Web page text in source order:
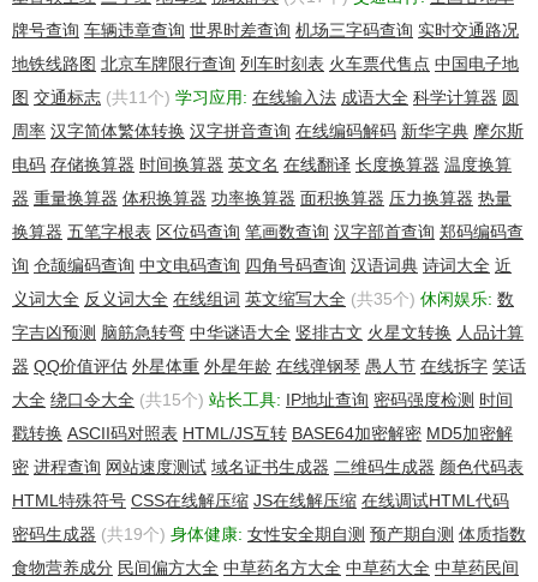
Tech Phone Ext:
Tech Fax: +86.5168387511
Tech Fax Ext:
Tech Email: jsxz1220@163.com
Name Server: ns1.myhostadmin.net
Name Server: ns2.myhostadmin.net
DNSSEC: signedDelegation
Registrar Abuse Contact Email: westdomain@gmail.com
Registrar Abuse Contact Phone: +86.2886263960 ext 8364
URL of the ICANN WHOIS Data Problem Reporting System:
http://wdprs.internic.net/
>>> Last update of WHOIS database: 2010-01-09T12:53:28.0Z
<<<
For more information on Whois status codes, please visit
https://www.icann.org/resources/pages/epp-status-codes-2014-
06-16-en
src='http://www.west.cn/newimages/whoisads.jpg' border='0'>
牌号查询 车辆违章查询 世界时差查询 机场三字码查询 实时交通路况
地铁线路图 北京车牌限行查询 列车时刻表 火车票代售点 中国电子地
图 交通标志 (共11个) 学习应用: 在线输入法 成语大全 科学计算器 圆
周率 汉字简体繁体转换 汉字拼音查询 在线编码解码 新华字典 摩尔斯
电码 存储换算器 时间换算器 英文名 在线翻译 长度换算器 温度换算
器 重量换算器 体积换算器 功率换算器 面积换算器 压力换算器 热量
换算器 五笔字根表 区位码查询 笔画数查询 汉字部首查询 郑码编码查
询 仓颉编码查询 中文电码查询 四角号码查询 汉语词典 诗词大全 近
义词大全 反义词大全 在线组词 英文缩写大全 (共35个) 休闲娱乐: 数
字吉凶预测 脑筋急转弯 中华谜语大全 竖排古文 火星文转换 人品计算
器 QQ价值评估 外星体重 外星年龄 在线弹钢琴 愚人节 在线拆字 笑话
大全 绕口令大全 (共15个) 站长工具: IP地址查询 密码强度检测 时间
戳转换 ASCII码对照表 HTML/JS互转 BASE64加密解密 MD5加密解
密 进程查询 网站速度测试 域名证书生成器 二维码生成器 颜色代码表
HTML特殊符号 CSS在线解压缩 JS在线解压缩 在线调试HTML代码
密码生成器 (共19个) 身体健康: 女性安全期自测 预产期自测 体质指数
食物营养成分 民间偏方大全 中草药名方大全 中草药大全 中草药民间